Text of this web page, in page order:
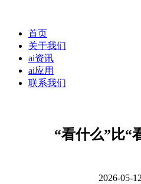
首页
关于我们
ai资讯
ai应用
联系我们
“看什么”比“
2026-05-